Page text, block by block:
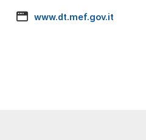
www.dt.mef.gov.it